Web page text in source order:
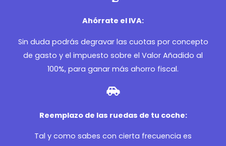
Ahórrate el IVA:
Sin duda podrás degravar las cuotas por concepto
de gasto y el impuesto sobre el Valor Añadido al
100%, para ganar más ahorro fiscal.
Reemplazo de las ruedas de tu coche:
Tal y como sabes con cierta frecuencia es